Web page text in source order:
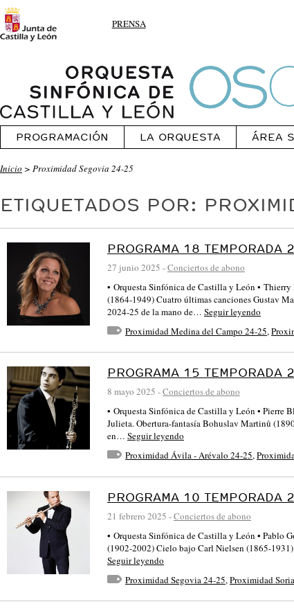
PRENSA
PROGRAMACIÓN LA ORQUESTA ÁREA
Inicio > Proximidad Segovia 24-25
ETIQUETADOS POR:
PROGRAMA 18 TEMPORADA
27 junio 2025 -Conciertos de abono
• Orquesta Sinfónica de Castilla y León •
(1864-1949) Cuatro últimas canciones Gustav
2024-25 de la mano de… Seguir leyendo
Proximidad Medina del Campo 24-25,
PROGRAMA 15 TEMPORADA
8 mayo 2025 -Conciertos de abono
• Orquesta Sinfónica de Castilla y León • Pierre
Julieta. Obertura-fantasía Bohuslav Martinů
en… Seguir leyendo
Proximidad Ávila - Arévalo 24-25,
PROGRAMA 10 TEMPORADA
21 febrero 2025 -Conciertos de abono
• Orquesta Sinfónica de Castilla y León • Pablo
(1902-2002) Cielo bajo Carl Nielsen (1865-
Seguir leyendo
Proximidad Segovia 24-25, Proximidad